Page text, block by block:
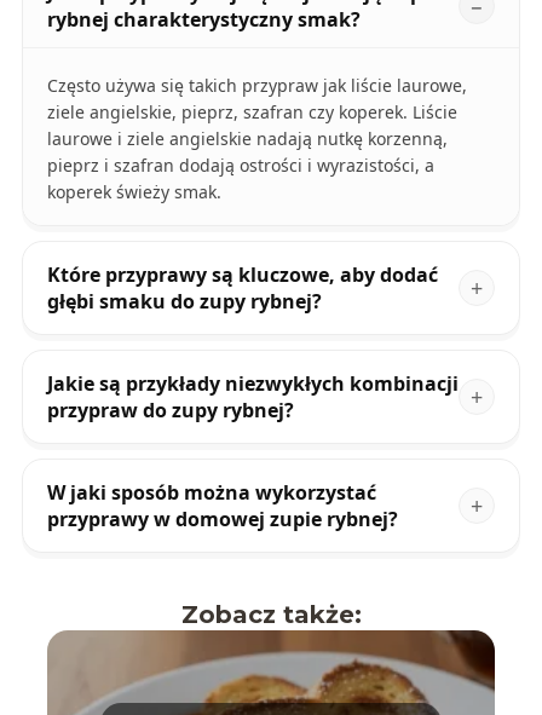
rybnej charakterystyczny smak?
Często używa się takich przypraw jak liście laurowe,
ziele angielskie, pieprz, szafran czy koperek. Liście
laurowe i ziele angielskie nadają nutkę korzenną,
pieprz i szafran dodają ostrości i wyrazistości, a
koperek świeży smak.
Które przyprawy są kluczowe, aby dodać
głębi smaku do zupy rybnej?
Jakie są przykłady niezwykłych kombinacji
przypraw do zupy rybnej?
W jaki sposób można wykorzystać
przyprawy w domowej zupie rybnej?
Zobacz także: